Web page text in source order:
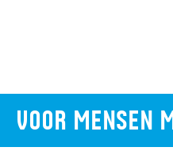
VOOR MENSEN